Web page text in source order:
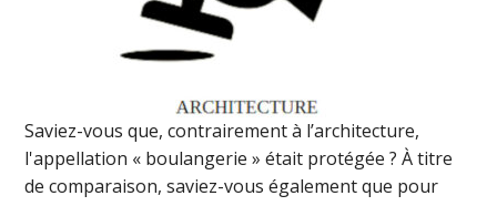
Saviez-vous que, contrairement à l’architecture,
l'appellation « boulangerie » était protégée ? À titre
de comparaison, saviez-vous également que pour